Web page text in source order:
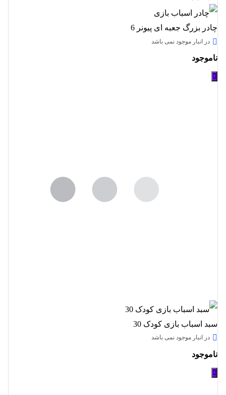
چادر بزرگ جعبه ای پیونر 6
در انبار موجود نمی باشد
ناموجود
سبد اسباب بازی کودک 30
در انبار موجود نمی باشد
ناموجود